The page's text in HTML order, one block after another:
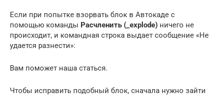
Если при попытке взорвать блок в Автокаде с
помощью команды Расчленить (_explode) ничего не
происходит, и командная строка выдает сообщение «Не
удается разнести»:
Вам поможет наша статься.
Чтобы исправить подобный блок, сначала нужно зайти